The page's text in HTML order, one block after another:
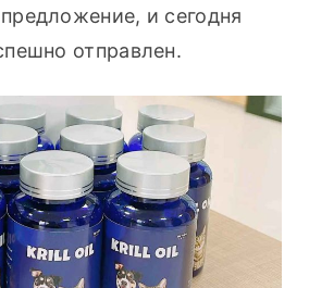
и сегодня
отправлен.